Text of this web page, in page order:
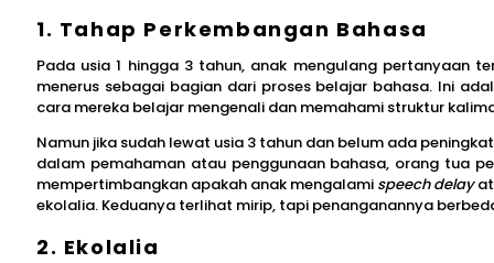
1. Tahap Perkembangan Bahasa
Pada usia 1 hingga 3 tahun, anak mengulang pertanyaan
menerus sebagai bagian dari proses belajar bahasa. Ini
cara mereka belajar mengenali dan memahami struktur
Namun jika sudah lewat usia 3 tahun dan belum ada
dalam pemahaman atau penggunaan bahasa, orang tua
mempertimbangkan apakah anak mengalami speech delay
ekolalia. Keduanya terlihat mirip, tapi penanganannya
2. Ekolalia